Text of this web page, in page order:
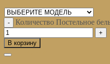
Количество Постельное
В корзину